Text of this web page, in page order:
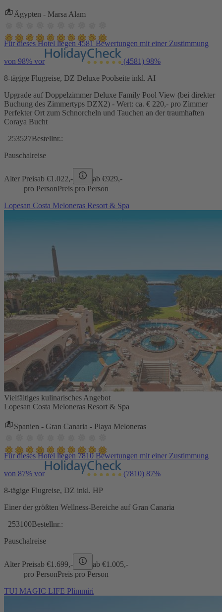
Ägypten - Marsa Alam
Für dieses Hotel liegen 4581 Bewertungen mit einer Zustimmung
von 98% vor (4581) 98%
8-tägige Flugreise, DZ Deluxe Poolseite inkl. AI
Upgrade auf Doppelzimmer Deluxe Family Pool View (bei direkter
Buchung des Zimmertyps DZX2) - Wert: ca. € 220,- pro Zimmer
Perfekter Ort zum Schnorcheln und Tauchen an der traumhaften
Coraya Bucht
253527Bestellnr.:
Pauschalreise
Alter Preisab €1.022,- ab €929,-
pro PersonPreis pro Person
Lopesan Costa Meloneras Resort & Spa
Vielfältiges kulinarisches Angebot
Lopesan Costa Meloneras Resort & Spa
Spanien - Gran Canaria - Playa Meloneras
Für dieses Hotel liegen 7810 Bewertungen mit einer Zustimmung
von 87% vor (7810) 87%
8-tägige Flugreise, DZ inkl. HP
Einer der größten Wellness-Bereiche auf Gran Canaria
253100Bestellnr.:
Pauschalreise
Alter Preisab €1.699,- ab €1.005,-
pro PersonPreis pro Person
TUI MAGIC LIFE Plimmiri